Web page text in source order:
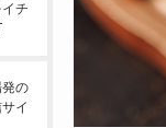
チ
の
イ